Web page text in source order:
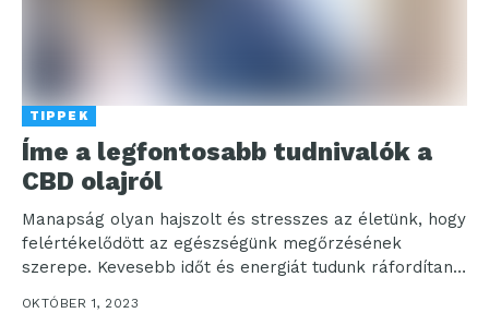
TIPPEK
Íme a legfontosabb tudnivalók a
CBD olajról
Manapság olyan hajszolt és stresszes az életünk, hogy
felértékelődött az egészségünk megőrzésének
szerepe. Kevesebb időt és energiát tudunk ráfordítani,
mégis – ahogy az...
OKTÓBER 1, 2023